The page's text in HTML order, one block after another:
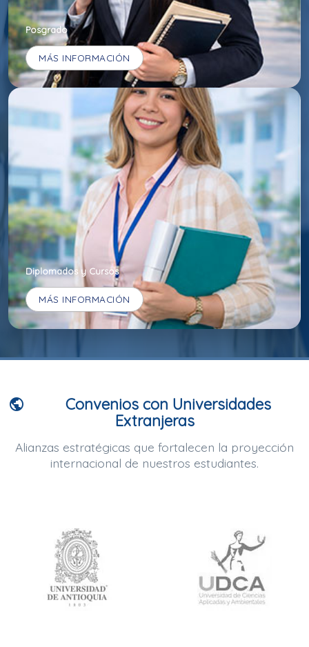
Posgrado
MÁS INFORMACIÓN
Diplomados y Cursos
MÁS INFORMACIÓN
public
Convenios con Universidades
Extranjeras
Alianzas estratégicas que fortalecen la proyección
internacional de nuestros estudiantes.